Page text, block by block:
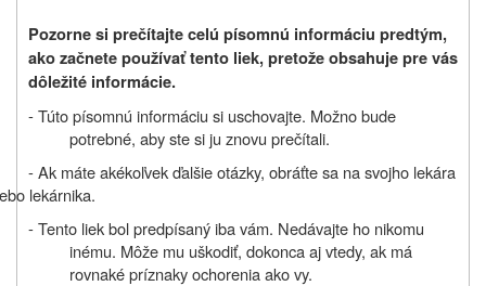
Pozorne si prečítajte celú písomnú informáciu predtým,
ako začnete používať tento liek, pretože obsahuje pre vás
dôležité informácie.
- Túto písomnú informáciu si uschovajte. Možno bude
potrebné, aby ste si ju znovu prečítali.
- Ak máte akékoľvek ďalšie otázky, obráťte sa na svojho lekára
lekárnika.
- Tento liek bol predpísaný iba vám. Nedávajte ho nikomu
inému. Môže mu uškodiť, dokonca aj vtedy, ak má
rovnaké príznaky ochorenia ako vy.